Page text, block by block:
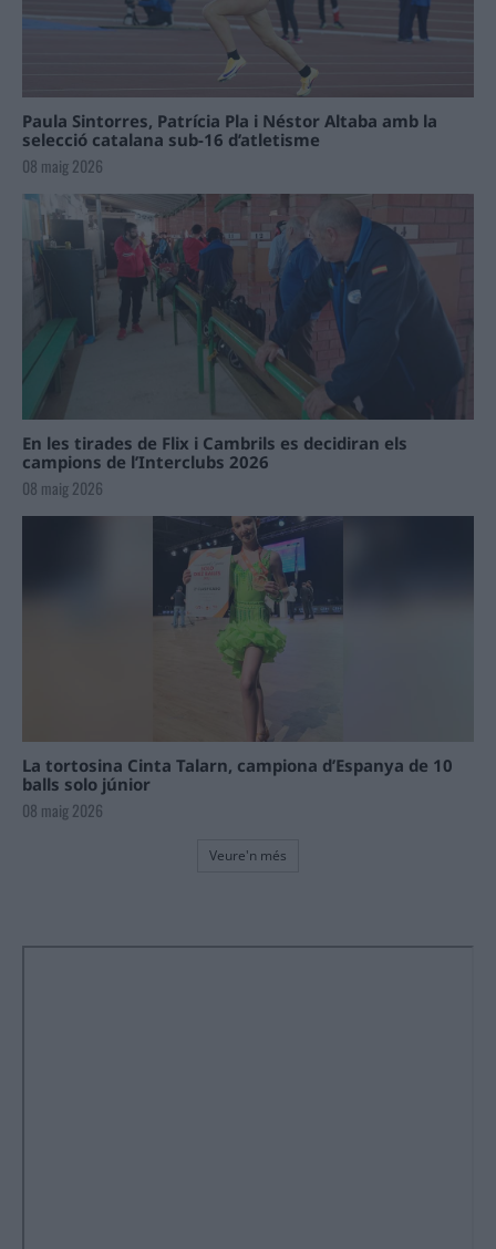
Paula Sintorres, Patrícia Pla i Néstor Altaba amb la
selecció catalana sub-16 d’atletisme
08 maig 2026
En les tirades de Flix i Cambrils es decidiran els
campions de l’Interclubs 2026
08 maig 2026
La tortosina Cinta Talarn, campiona d’Espanya de 10
balls solo júnior
08 maig 2026
Veure'n més